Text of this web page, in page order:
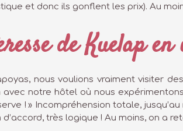
et donc ils gonflent les prix). Au
de Kuelap en
nous voulions vraiment visiter
avec notre hôtel où nous
! » Incompréhension totale,
d’accord, très logique ! Au moins, on a